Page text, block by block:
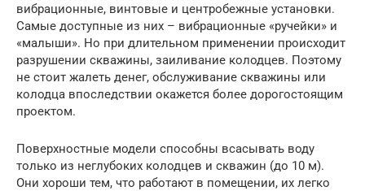
вибрационные, винтовые и центробежные установки.
Самые доступные из них – вибрационные «ручейки» и
«малыши». Но при длительном применении происходит
разрушении скважины, заиливание колодцев. Поэтому
не стоит жалеть денег, обслуживание скважины или
колодца впоследствии окажется более дорогостоящим
проектом.
Поверхностные модели способны всасывать воду
только из неглубоких колодцев и скважин (до 10 м).
Они хороши тем, что работают в помещении, их легко